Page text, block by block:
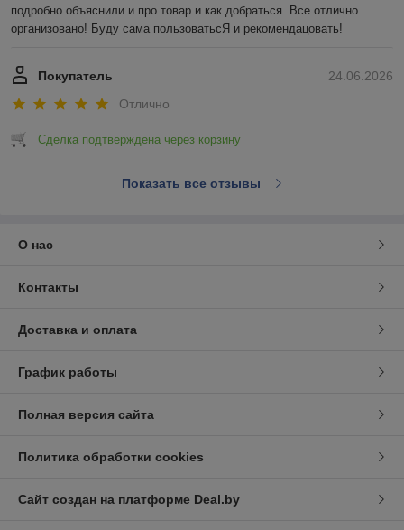
подробно объяснили и про товар и как добраться. Все отлично
организовано! Буду сама пользоватьсЯ и рекомендацовать!
24.06.2026
Покупатель
Отлично
Сделка подтверждена через корзину
Показать все отзывы
О нас
Контакты
Доставка и оплата
График работы
Полная версия сайта
Политика обработки cookies
Сайт создан на платформе Deal.by